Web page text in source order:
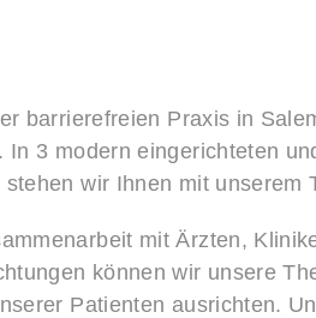
barrierefreien Praxis in
In 3 modern eingerichteten
wir Ihnen mit unserem
mit Ärzten,
können wir unsere
Patienten ausrichten.